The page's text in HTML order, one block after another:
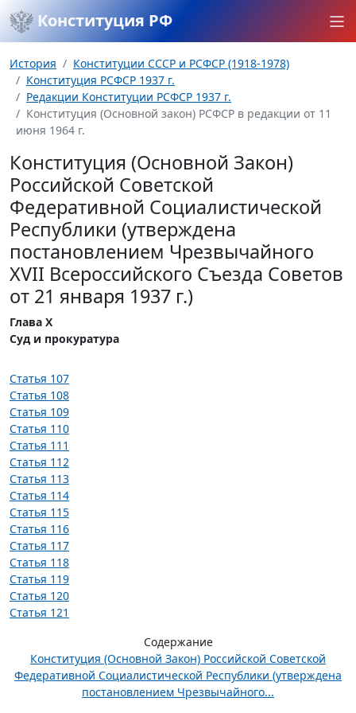
Конституция РФ
История
Конституции СССР и РСФСР (1918-1978)
Конституция РСФСР 1937 г.
Редакции Конституции РСФСР 1937 г.
Конституция (Основной закон) РСФСР в редакции от 11
июня 1964 г.
Конституция (Основной Закон)
Российской Советской
Федеративной Социалистической
Республики (утверждена
постановлением Чрезвычайного
XVII Всероссийского Съезда Советов
от 21 января 1937 г.)
Глава Х
Суд и прокуратура
Статья 107
Статья 108
Статья 109
Статья 110
Статья 111
Статья 112
Статья 113
Статья 114
Статья 115
Статья 116
Статья 117
Статья 118
Статья 119
Статья 120
Статья 121
Содержание
Конституция (Основной Закон) Российской Советской
Федеративной Социалистической Республики (утверждена
постановлением Чрезвычайного...